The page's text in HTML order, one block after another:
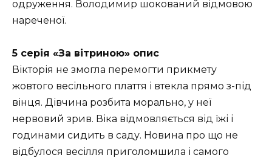
одруження. Володимир шокований відмовою
нареченої.
5 серія «За вітриною» опис
Вікторія не змогла перемогти прикмету
жовтого весільного плаття і втекла прямо з-під
вінця. Дівчина розбита морально, у неї
нервовий зрив. Віка відмовляється від їжі і
годинами сидить в саду. Новина про що не
відбулося весілля приголомшила і самого